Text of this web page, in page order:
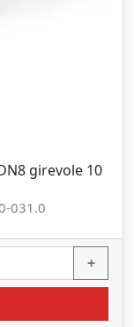
girevole 10
031.0
+